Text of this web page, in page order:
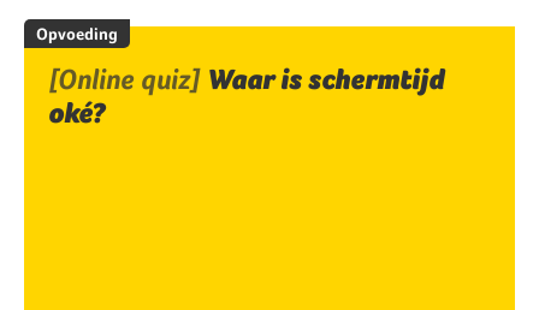
Opvoeding
[Online quiz] Waar is schermtijd
oké?